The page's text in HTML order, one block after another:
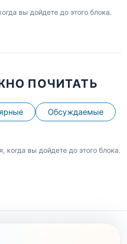
вы дойдете до этого блока.
ПОЧИТАТЬ
Обсуждаемые
когда вы дойдете до этого блока.